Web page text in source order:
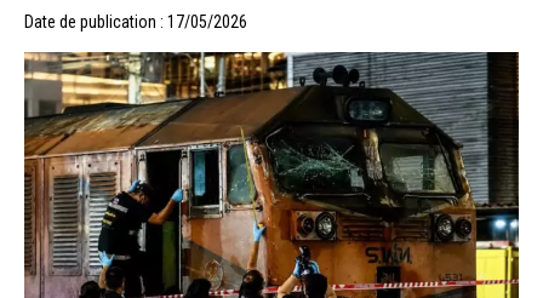
Date de publication : 17/05/2026